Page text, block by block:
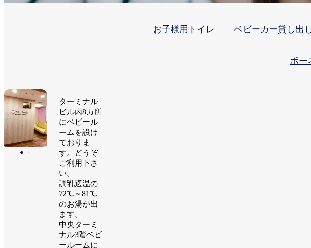
お子様用トイレ ベビーカー貸し出し
ボー
ターミナル
ビル内8カ所
にベビール
ームを設け
ておりま
す。どうぞ
ご利用下さ
い。
調乳適温の
72℃～81℃
のお湯が出
ます。
中央ターミ
ナル3階ベビ
ールームに